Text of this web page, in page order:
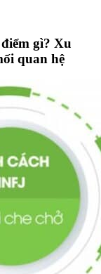
gì? Xu
quan hệ